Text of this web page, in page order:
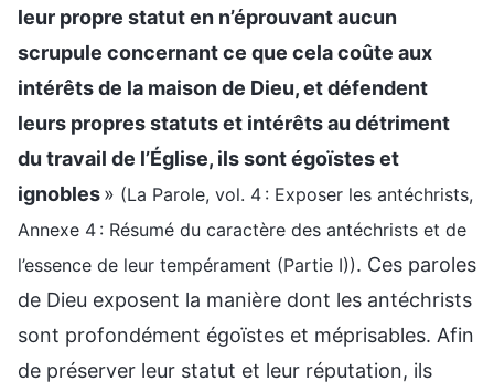
leur propre statut en n’éprouvant aucun
scrupule concernant ce que cela coûte aux
intérêts de la maison de Dieu, et défendent
leurs propres statuts et intérêts au détriment
du travail de l’Église, ils sont égoïstes et
ignobles» (La Parole, vol. 4 : Exposer les antéchrists,
Annexe 4 : Résumé du caractère des antéchrists et de
l’essence de leur tempérament (Partie I)). Ces paroles
de Dieu exposent la manière dont les antéchrists
sont profondément égoïstes et méprisables. Afin
de préserver leur statut et leur réputation, ils